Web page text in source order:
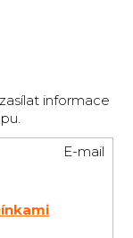
informace
E-mail